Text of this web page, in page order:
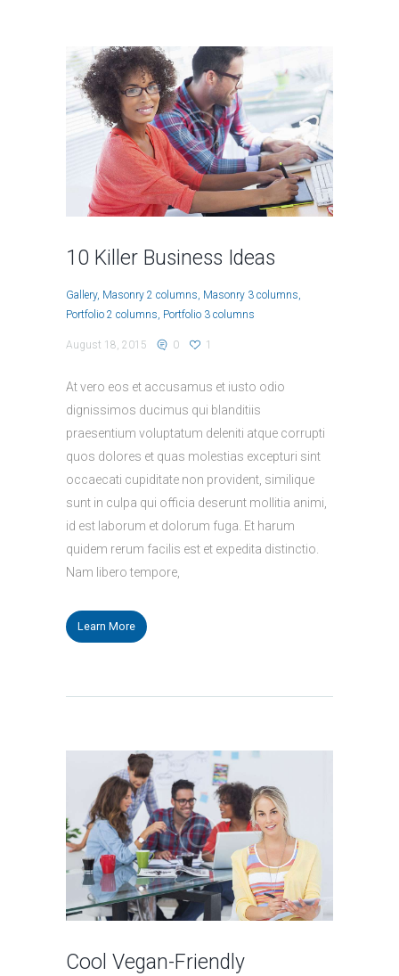
10 Killer Business Ideas
Gallery Masonry 2 columns Masonry 3 columns
Portfolio 2 columns Portfolio 3 columns
August 18, 2015 0 1
At vero eos et accusamus et iusto odio
dignissimos ducimus qui blanditiis
praesentium voluptatum deleniti atque corrupti
quos dolores et quas molestias excepturi sint
occaecati cupiditate non provident, similique
sunt in culpa qui officia deserunt mollitia animi,
id est laborum et dolorum fuga. Et harum
quidem rerum facilis est et expedita distinctio.
Nam libero tempore,
Learn More
Cool Vegan-Friendly